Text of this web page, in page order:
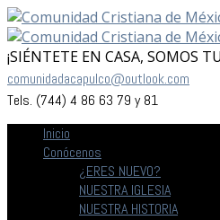
¡SIÉNTETE EN CASA, SOMOS
comunidadacapulco@outlook.com
Tels. (744) 4 86 63 79 y 81
Inicio
Conócenos
¿ERES NUEVO?
NUESTRA IGLESIA
NUESTRA HISTORIA